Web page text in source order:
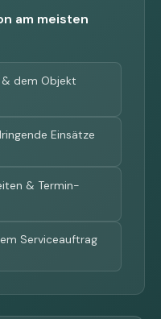
am meisten
dem Objekt
Einsätze
& Termin-
Serviceauftrag